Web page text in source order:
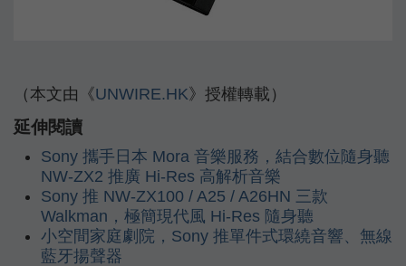
（本文由《UNWIRE.HK》授權轉載）
延伸閱讀
Sony 攜手日本 Mora 音樂服務，結合數位隨身聽
NW-ZX2 推廣 Hi-Res 高解析音樂
Sony 推 NW-ZX100 / A25 / A26HN 三款
Walkman，極簡現代風 Hi-Res 隨身聽
小空間家庭劇院，Sony 推單件式環繞音響、無線
藍牙揚聲器